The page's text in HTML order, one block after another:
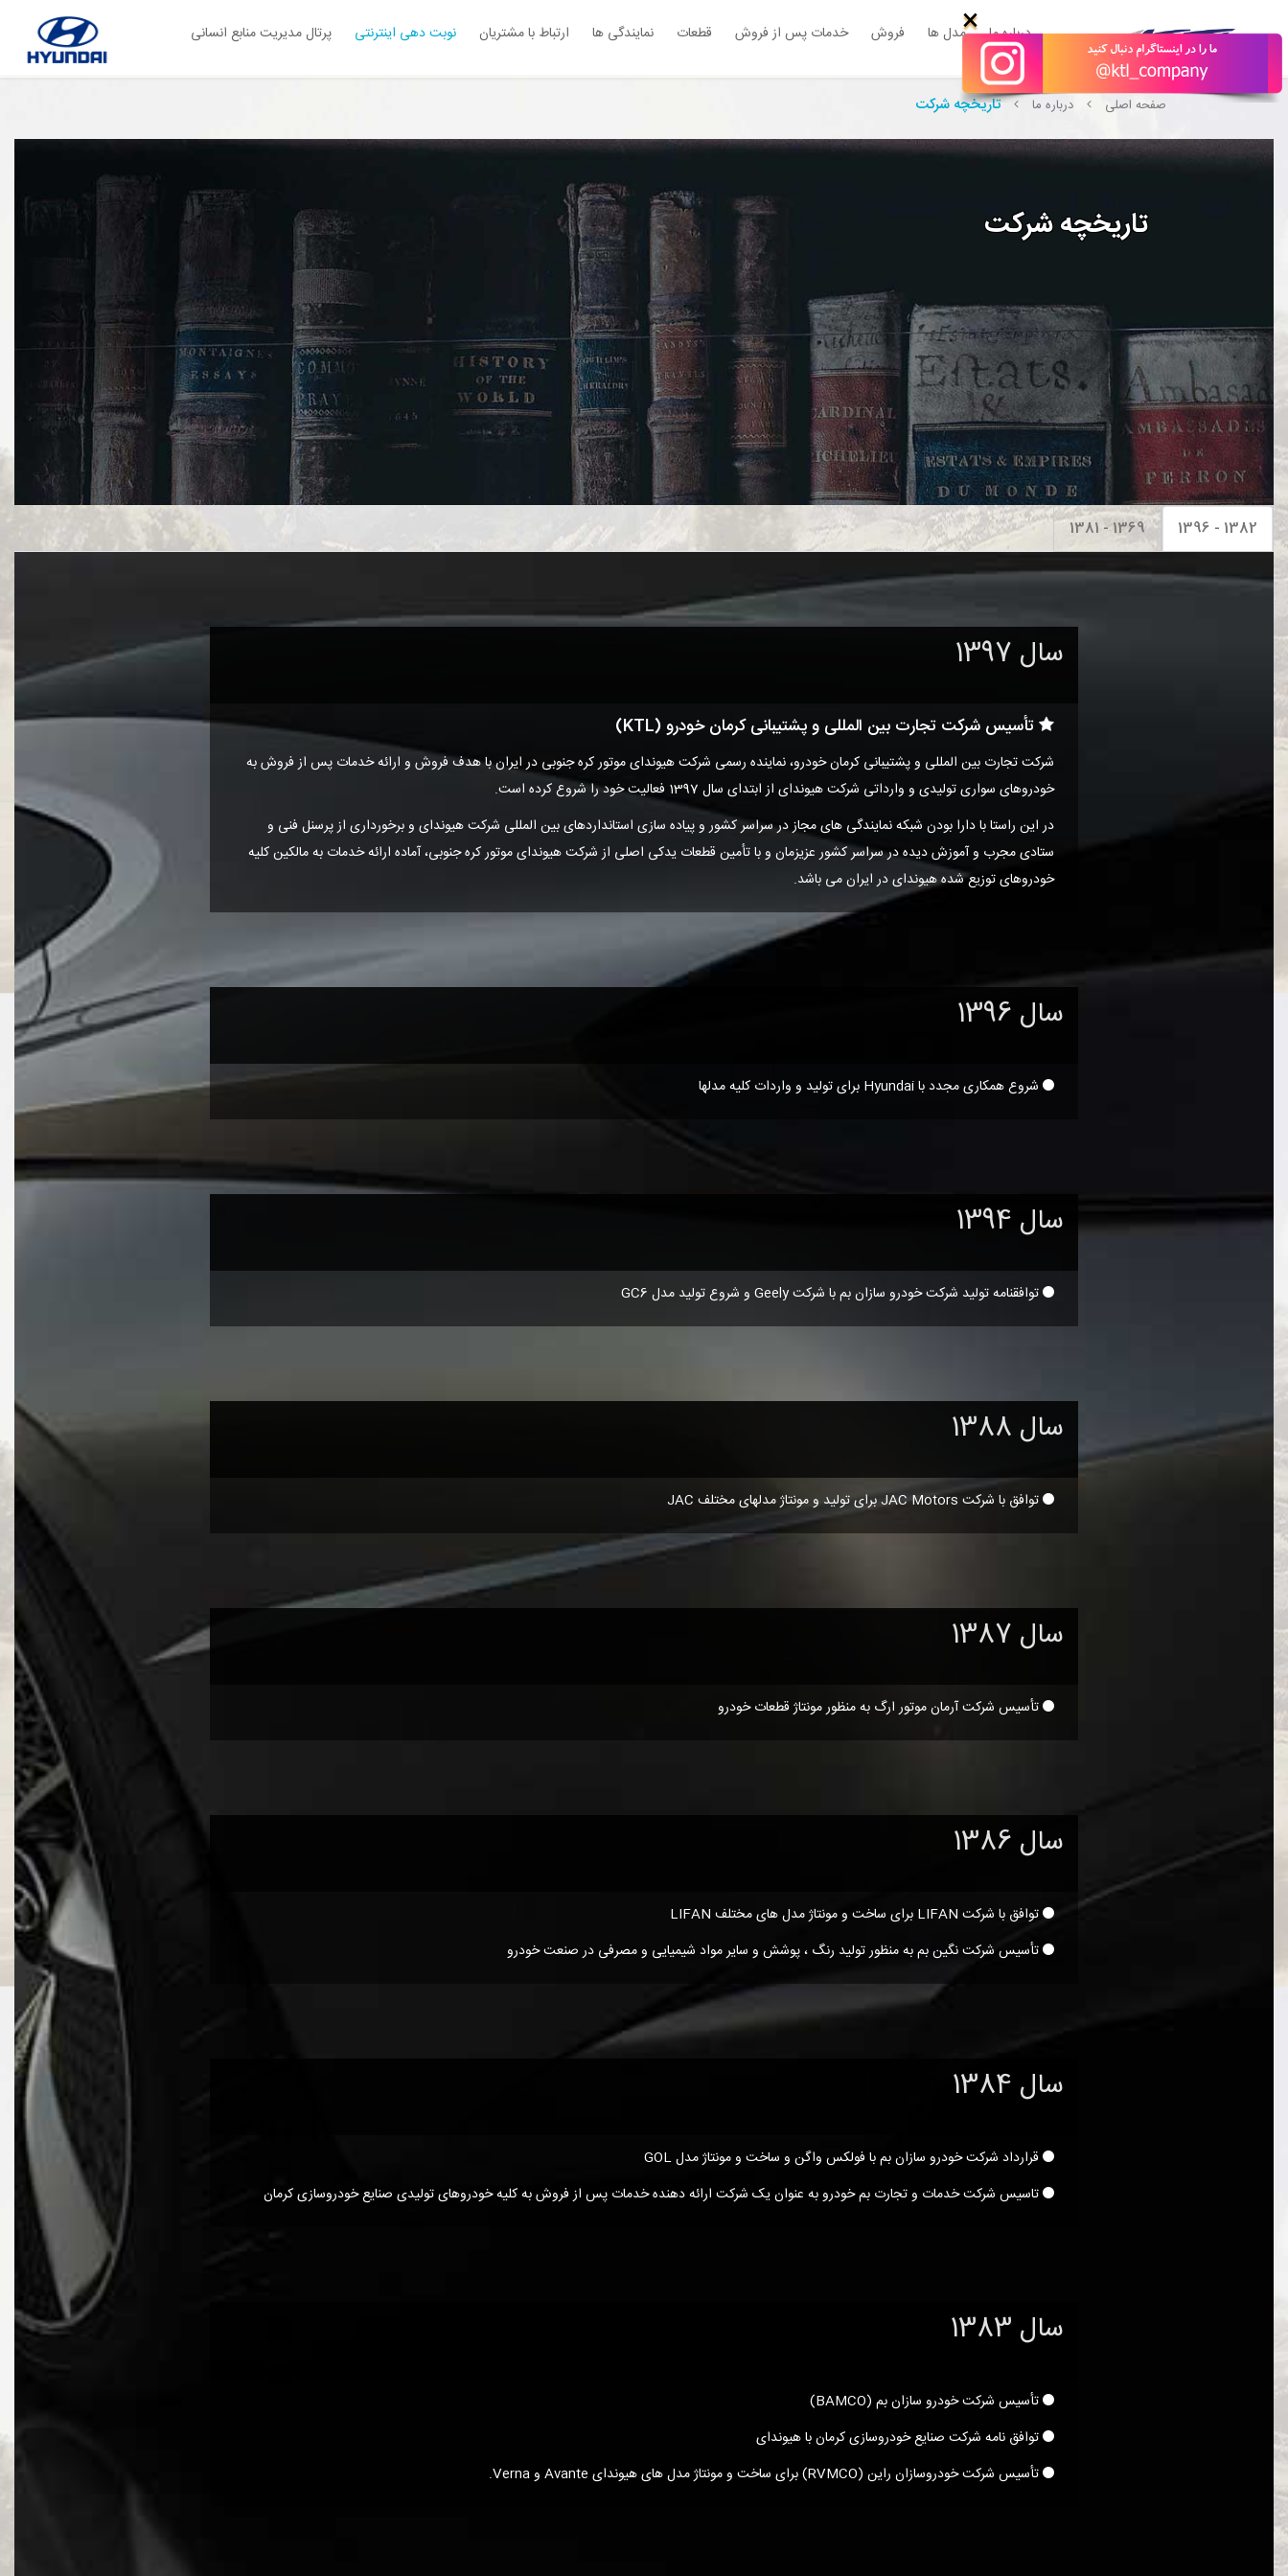
درباره ما مدل ها فروش خدمات پس از فروش قطعات نمایندگی ها ارتباط با مشتریان نوبت دهی اینترنتی پرتال مدیریت منابع انسانی ×
صفحه اصلی درباره ما تاریخچه شرکت
تاریخچه شرکت
1382 - 1396
1369 - 1381
سال 1397
تأسیس شرکت تجارت بین المللی و پشتیبانی کرمان خودرو (KTL)
شرکت تجارت بین المللی و پشتیبانی کرمان خودرو، نماینده رسمی شرکت هیوندای موتور کره جنوبی در ایران با هدف فروش و ارائه خدمات پس از فروش به
خودروهای سواری تولیدی و وارداتی شرکت هیوندای از ابتدای سال 1397 فعالیت خود را شروع کرده است.
در این راستا با دارا بودن شبکه نمایندگی های مجاز در سراسر کشور و پیاده سازی استانداردهای بین المللی شرکت هیوندای و برخورداری از پرسنل فنی و
ستادی مجرب و آموزش دیده در سراسر کشور عزیزمان و با تأمین قطعات یدکی اصلی از شرکت هیوندای موتور کره جنوبی، آماده ارائه خدمات به مالکین کلیه
خودروهای توزیع شده هیوندای در ایران می باشد.
سال 1396
شروع همکاری مجدد با Hyundai برای تولید و واردات کلیه مدلها
سال 1394
توافقنامه تولید شرکت خودرو سازان بم با شرکت Geely و شروع تولید مدل GC6
سال 1388
توافق با شرکت JAC Motors برای تولید و مونتاژ مدلهای مختلف JAC
سال 1387
تأسیس شرکت آرمان موتور ارگ به منظور مونتاژ قطعات خودرو
سال 1386
توافق با شرکت LIFAN برای ساخت و مونتاژ مدل های مختلف LIFAN
تأسیس شرکت نگین بم به منظور تولید رنگ ، پوشش و سایر مواد شیمیایی و مصرفی در صنعت خودرو
سال 1384
قرارداد شرکت خودرو سازان بم با فولکس واگن و ساخت و مونتاژ مدل GOL
تاسیس شرکت خدمات و تجارت بم خودرو به عنوان یک شرکت ارائه دهنده خدمات پس از فروش به کلیه خودروهای تولیدی صنایع خودروسازی کرمان
سال 1383
تأسیس شرکت خودرو سازان بم (BAMCO)
توافق نامه شرکت صنایع خودروسازی کرمان با هیوندای
تأسیس شرکت خودروسازان راین (RVMCO) برای ساخت و مونتاژ مدل های هیوندای Avante و Verna.